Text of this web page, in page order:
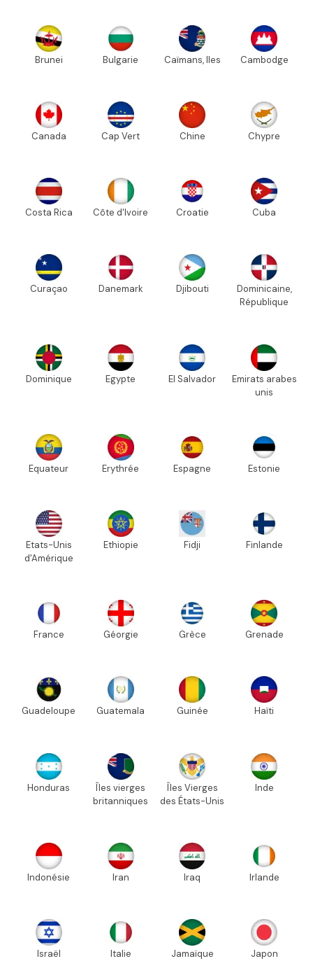
Brunei Bulgarie Caïmans, Iles Cambodge
Canada Cap Vert Chine Chypre
Costa Rica Côte d'Ivoire Croatie Cuba
Curaçao Danemark Djibouti
Dominicaine,
République
Dominique Egypte El Salvador
Emirats arabes
unis
Equateur Erythrée Espagne Estonie
Etats-Unis
d'Amérique
Ethiopie Fidji Finlande
France Géorgie Grèce Grenade
Guadeloupe Guatemala Guinée Haïti
Honduras
Îles vierges
britanniques
Îles Vierges
des États-Unis
Inde
Indonésie Iran Iraq Irlande
Israël Italie Jamaïque Japon